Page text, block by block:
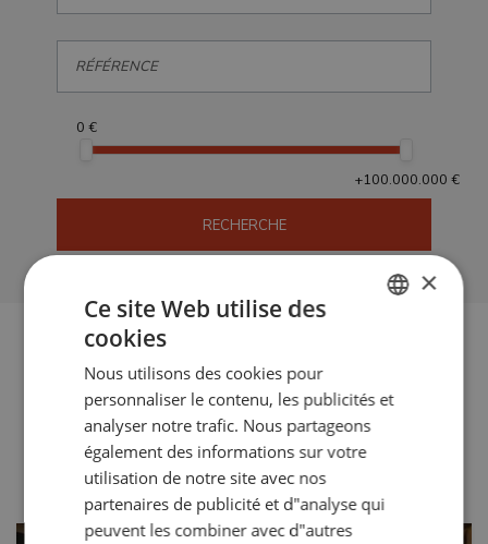
0 €
+100.000.000 €
RECHERCHE
à vendre Villas en Alcaidesa
Montrer 1 villa à vendre en Alcaidesa.
Les plus récents Prix asc. Prix desc.
×
Ce site Web utilise des
cookies
Nous utilisons des cookies pour
personnaliser le contenu, les publicités et
analyser notre trafic. Nous partageons
également des informations sur votre
utilisation de notre site avec nos
partenaires de publicité et d"analyse qui
peuvent les combiner avec d"autres